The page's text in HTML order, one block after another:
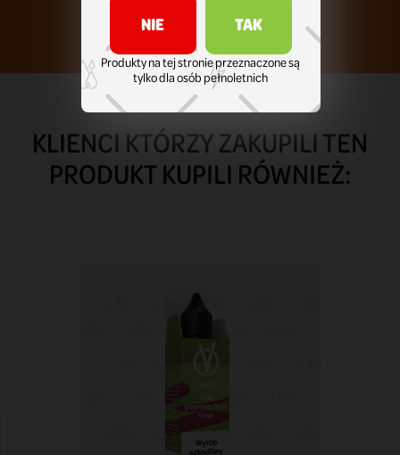
KLIENCI KTÓRZY ZAKUPILI TEN
PRODUKT KUPILI RÓWNIEŻ:
NIE TAK
Produkty na tej stronie przeznaczone są
tylko dla osób pełnoletnich